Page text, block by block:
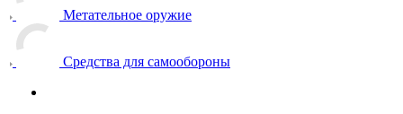
Метательное оружие
Средства для самообороны